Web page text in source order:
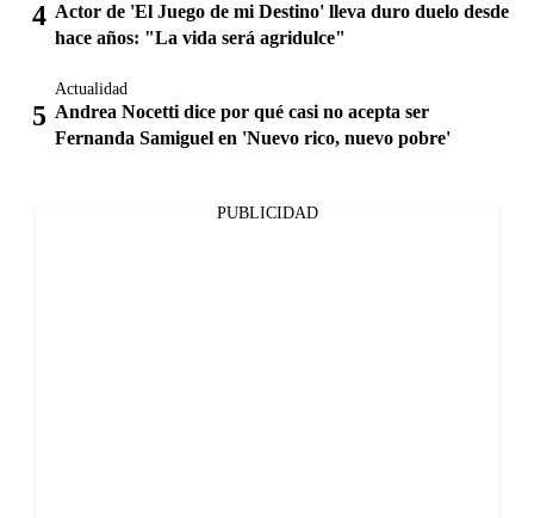
Actor de 'El Juego de mi Destino' lleva duro duelo desde
hace años: "La vida será agridulce"
Actualidad
Andrea Nocetti dice por qué casi no acepta ser
Fernanda Samiguel en 'Nuevo rico, nuevo pobre'
PUBLICIDAD